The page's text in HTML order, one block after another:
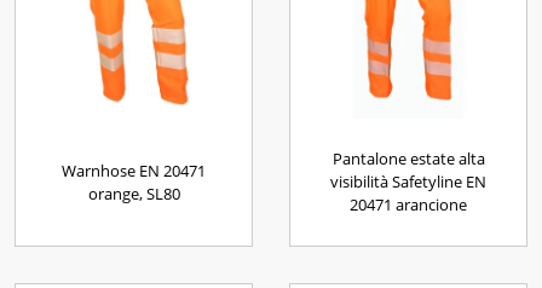
Warnhose EN 20471
orange, SL80
Pantalone estate alta
visibilità Safetyline EN
20471 arancione